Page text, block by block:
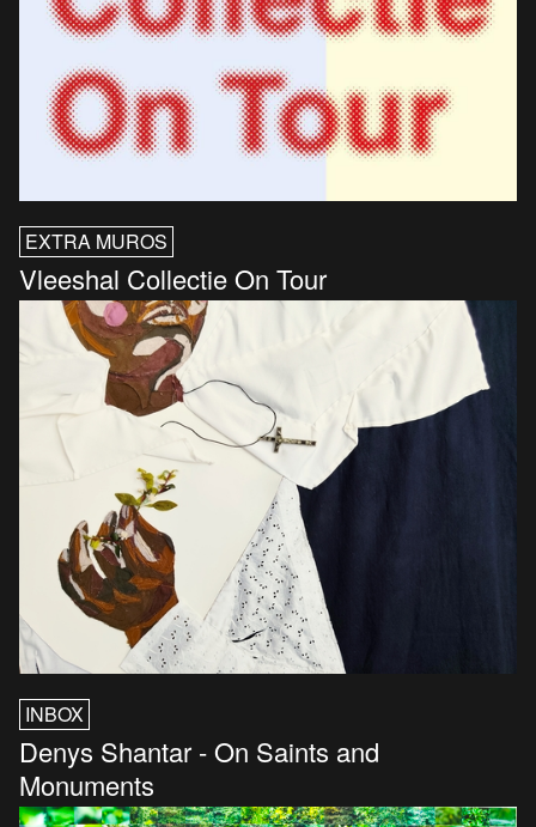
EXTRA MUROS
Vleeshal Collectie On Tour
INBOX
Denys Shantar - On Saints and
Monuments